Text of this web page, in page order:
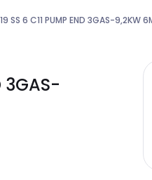
SS 6 C11 PUMP END 3GAS-9,2KW
3GAS-